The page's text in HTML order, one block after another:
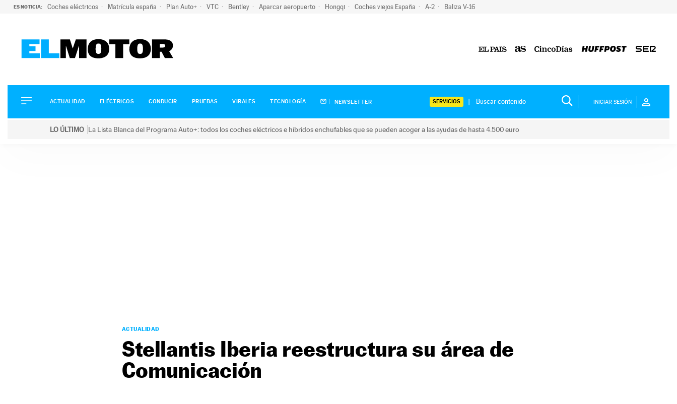
ES NOTICIA: Coches eléctricos Matrícula españa Plan Auto+ VTC Bentley Aparcar aeropuerto Hongqi Coches viejos España A-2 Baliza V-16
ELÉCTRICOS
CONDUCIR
ACTUALIDAD ELÉCTRICOS CONDUCIR PRUEBAS VIRALES TECNOLOGÍA NEWSLETTER SERVICIOS INICIAR SESIÓN
LO ÚLTIMO La Lista Blanca del Programa Auto+: todos los coches eléctricos e híbridos enchufables que se pueden acoger a las ayudas de hasta 4.500 euro
ACTUALIDAD
Stellantis Iberia reestructura su área de
Comunicación